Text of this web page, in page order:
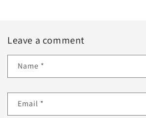
Leave a comment
Name *
Email *